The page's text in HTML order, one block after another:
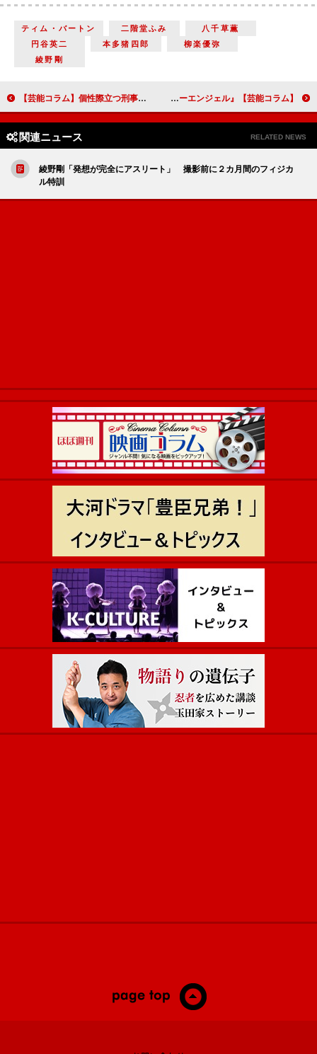
ティム・バートン 二階堂ふみ
八千草薫
円谷英二
本多猪四郎
柳楽優弥
綾野剛
【芸能コラム】個性際立つ刑事ドラマの異色作「ＣＲＩＳＩＳ 公安機動捜査隊特捜班」＆「小さな巨人」 【芸能コラム】岡山天音＆武田玲奈 ブレーク間近！注目の俳優陣がそろった鮮烈な青春映画『ポエトリーエンジェル』
関連ニュース RELATED NEWS
綾野剛「発想が完全にアスリート」 撮影前に２カ月間のフィジカ
ル特訓